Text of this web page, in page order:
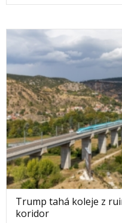
Trump tahá koleje z
koridor